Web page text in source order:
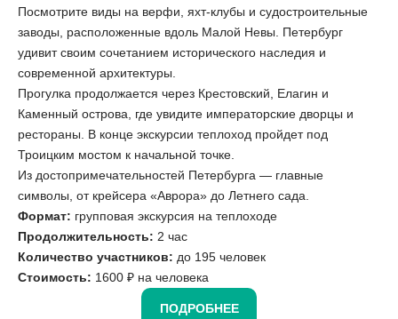
Посмотрите виды на верфи, яхт-клубы и судостроительные
заводы, расположенные вдоль Малой Невы. Петербург
удивит своим сочетанием исторического наследия и
современной архитектуры.
Прогулка продолжается через Крестовский, Елагин и
Каменный острова, где увидите императорские дворцы и
рестораны. В конце экскурсии теплоход пройдет под
Троицким мостом к начальной точке.
Из достопримечательностей Петербурга — главные
символы, от крейсера «Аврора» до Летнего сада.
Формат: групповая экскурсия на теплоходе
Продолжительность: 2 час
Количество участников: до 195 человек
Стоимость: 1600 ₽ на человека
ПОДРОБНЕЕ